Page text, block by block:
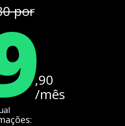
por
,90
/mês